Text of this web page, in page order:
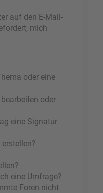
auf den E-Mail-
mich
oder eine
oder
eine Signatur
eine Umfrage?
Foren nicht